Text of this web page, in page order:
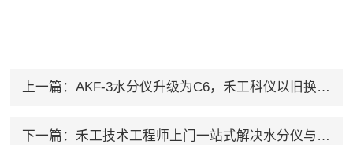
上一篇： AKF-3水分仪升级为C6，禾工科仪以旧换新大行动！
下一篇： 禾工技术工程师上门一站式解决水分仪与电位滴定仪安调